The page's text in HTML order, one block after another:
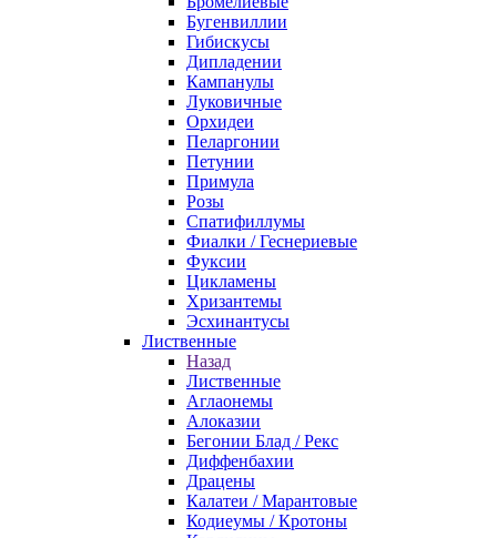
Бугенвиллии
Гибискусы
Дипладении
Кампанулы
Луковичные
Орхидеи
Пеларгонии
Петунии
Примула
Розы
Спатифиллумы
Фиалки / Геснериевые
Фуксии
Цикламены
Хризантемы
Эсхинантусы
Лиственные
Назад
Лиственные
Аглаонемы
Алоказии
Бегонии Блад / Рекс
Диффенбахии
Драцены
Калатеи / Марантовые
Кодиеумы / Кротоны